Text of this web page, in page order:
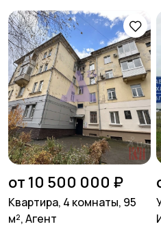
от 10 500 000 ₽
Квартира, 4 комнаты, 95
м², Агент